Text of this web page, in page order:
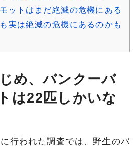
ットはまだ絶滅の危機にある
実は絶滅の危機にあるのかも
め、バンクーバ
は22匹しかいな
行われた調査では、野生のバ